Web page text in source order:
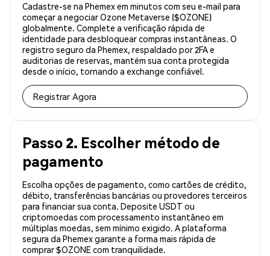
Cadastre-se na Phemex em minutos com seu e-mail para
começar a negociar Ozone Metaverse ($OZONE)
globalmente. Complete a verificação rápida de
identidade para desbloquear compras instantâneas. O
registro seguro da Phemex, respaldado por 2FA e
auditorias de reservas, mantém sua conta protegida
desde o início, tornando a exchange confiável.
Registrar Agora
Passo 2. Escolher método de
pagamento
Escolha opções de pagamento, como cartões de crédito,
débito, transferências bancárias ou provedores terceiros
para financiar sua conta. Deposite USDT ou
criptomoedas com processamento instantâneo em
múltiplas moedas, sem mínimo exigido. A plataforma
segura da Phemex garante a forma mais rápida de
comprar $OZONE com tranquilidade.